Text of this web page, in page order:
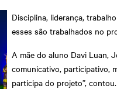
Disciplina, liderança,
esses são trabalhados no
A mãe do aluno Davi Luan,
comunicativo, participativo,
participa do projeto”, contou.